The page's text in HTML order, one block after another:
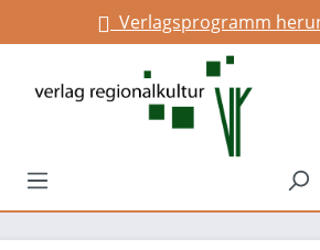
springenVerlagsprogramm